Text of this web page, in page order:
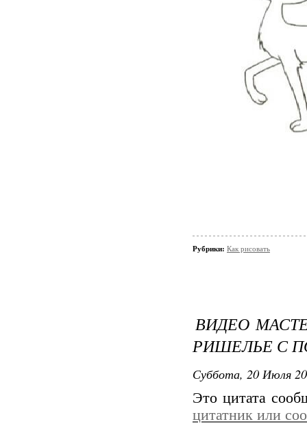
Рубрики: Как рисовать
ВИДЕО
РИШЕЛЬЕ С
Суббота, 20 Июля
Это цитата
цитатник или